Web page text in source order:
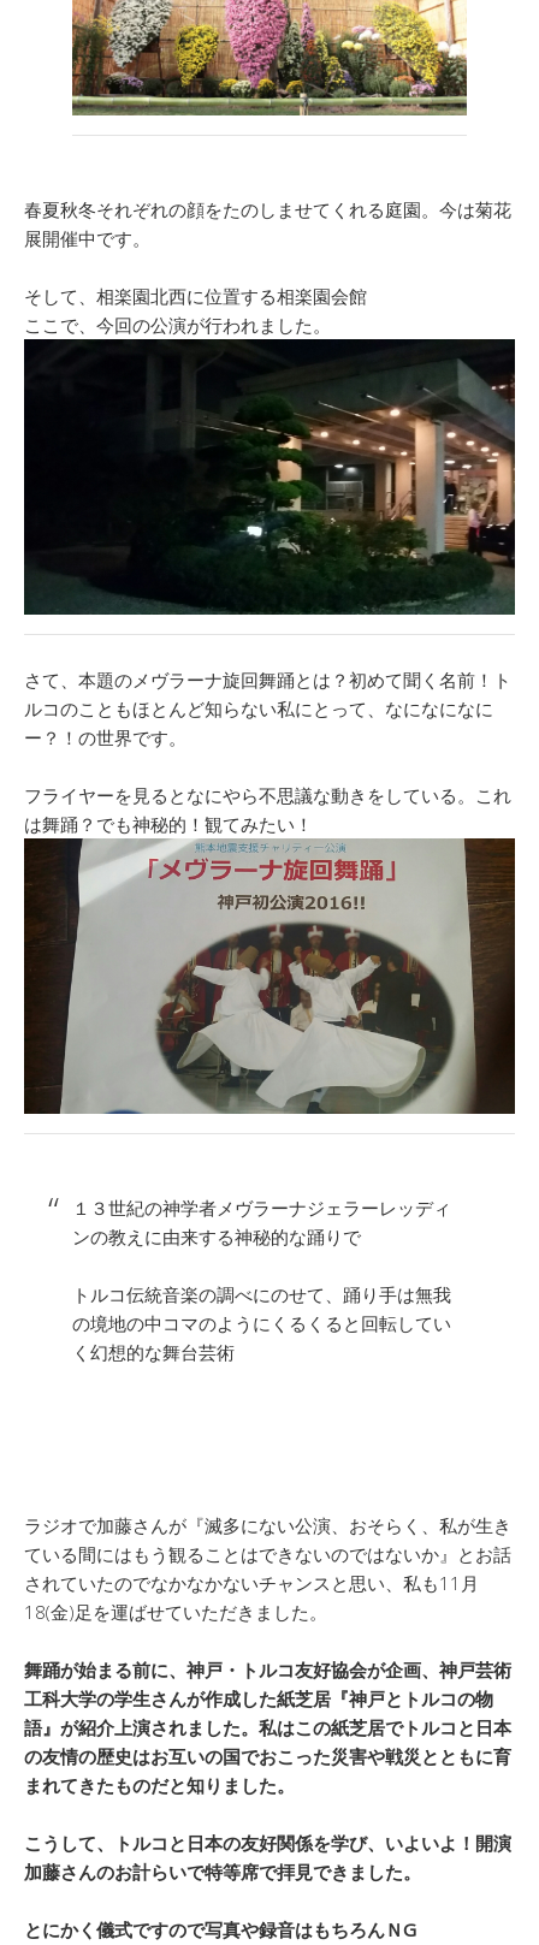
春夏秋冬それぞれの顔をたのしませてくれる庭園。今は菊花
展開催中です。
そして、相楽園北西に位置する相楽園会館
ここで、今回の公演が行われました。
さて、本題のメヴラーナ旋回舞踊とは？初めて聞く名前！ト
ルコのこともほとんど知らない私にとって、なになになに
ー？！の世界です。
フライヤーを見るとなにやら不思議な動きをしている。これ
は舞踊？でも神秘的！観てみたい！
１３世紀の神学者メヴラーナジェラーレッディ
ンの教えに由来する神秘的な踊りで
トルコ伝統音楽の調べにのせて、踊り手は無我
の境地の中コマのようにくるくると回転してい
く幻想的な舞台芸術
ラジオで加藤さんが『滅多にない公演、おそらく、私が生き
ている間にはもう観ることはできないのではないか』とお話
されていたのでなかなかないチャンスと思い、私も11月
18(金)足を運ばせていただきました。
舞踊が始まる前に、神戸・トルコ友好協会が企画、神戸芸術
工科大学の学生さんが作成した紙芝居『神戸とトルコの物
語』 が紹介上演されました。私はこの紙芝居でトルコと日本
の友情の歴史はお互いの国でおこった災害や戦災とともに育
まれてきたものだと知りました。
こうして、トルコと日本の友好関係を学び、いよいよ！開演
加藤さんのお計らいで特等席で拝見できました。
とにかく儀式ですので写真や録音はもちろんＮG